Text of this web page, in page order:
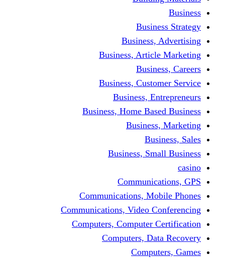
Business,
Business,
Business,
Business,
Business, Home
Business,
Communications,
Communications, Video
Computers, Computer
Computers,